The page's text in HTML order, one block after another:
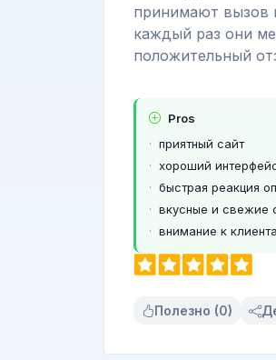
принимают вызов
каждый раз они
положительный
Pros
приятный сайт
хороший
быстрая реакция
вкусные и свежие
внимание к
Полезно (0)